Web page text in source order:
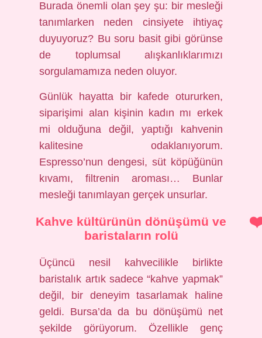
Burada önemli olan şey şu: bir mesleği
tanımlarken neden cinsiyete ihtiyaç
duyuyoruz? Bu soru basit gibi görünse
de toplumsal alışkanlıklarımızı
sorgulamamıza neden oluyor.
Günlük hayatta bir kafede otururken,
siparişimi alan kişinin kadın mı erkek
mi olduğuna değil, yaptığı kahvenin
kalitesine odaklanıyorum.
Espresso’nun dengesi, süt köpüğünün
kıvamı, filtrenin aroması… Bunlar
mesleği tanımlayan gerçek unsurlar.
Kahve kültürünün dönüşümü ve
baristaların rolü
Üçüncü nesil kahvecilikle birlikte
baristalık artık sadece “kahve yapmak”
değil, bir deneyim tasarlamak haline
geldi. Bursa’da da bu dönüşümü net
şekilde görüyorum. Özellikle genç